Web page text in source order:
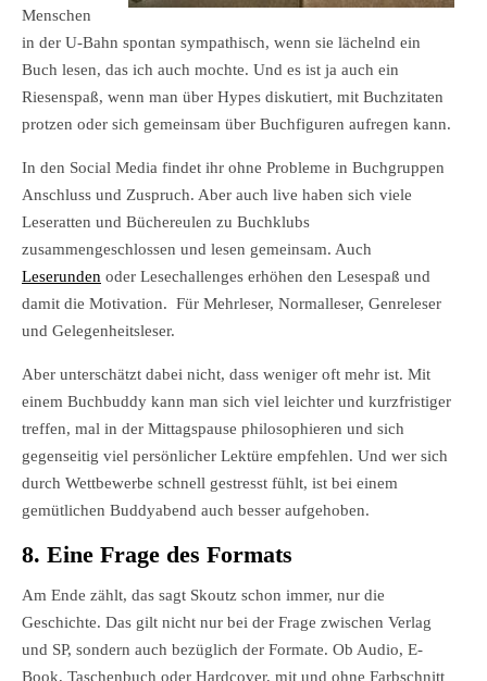
Menschen
in der U-Bahn spontan sympathisch, wenn sie lächelnd ein
Buch lesen, das ich auch mochte. Und es ist ja auch ein
Riesenspaß, wenn man über Hypes diskutiert, mit Buchzitaten
protzen oder sich gemeinsam über Buchfiguren aufregen kann.
In den Social Media findet ihr ohne Probleme in Buchgruppen
Anschluss und Zuspruch. Aber auch live haben sich viele
Leseratten und Büchereulen zu Buchklubs
zusammengeschlossen und lesen gemeinsam. Auch
Leserunden oder Lesechallenges erhöhen den Lesespaß und
damit die Motivation. Für Mehrleser, Normalleser, Genreleser
und Gelegenheitsleser.
Aber unterschätzt dabei nicht, dass weniger oft mehr ist. Mit
einem Buchbuddy kann man sich viel leichter und kurzfristiger
treffen, mal in der Mittagspause philosophieren und sich
gegenseitig viel persönlicher Lektüre empfehlen. Und wer sich
durch Wettbewerbe schnell gestresst fühlt, ist bei einem
gemütlichen Buddyabend auch besser aufgehoben.
8. Eine Frage des Formats
Am Ende zählt, das sagt Skoutz schon immer, nur die
Geschichte. Das gilt nicht nur bei der Frage zwischen Verlag
und SP, sondern auch bezüglich der Formate. Ob Audio, E-
Book, Taschenbuch oder Hardcover, mit und ohne Farbschnitt